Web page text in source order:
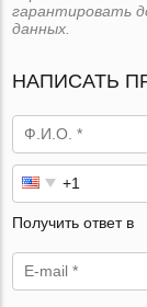
гарантировать
данных.
НАПИСАТЬ
Получить ответ в